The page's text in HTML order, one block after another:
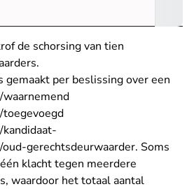
de schorsing van tien
gemaakt per beslissing over een
gerechtsdeurwaarder. Soms
klacht tegen meerdere
waardoor het totaal aantal